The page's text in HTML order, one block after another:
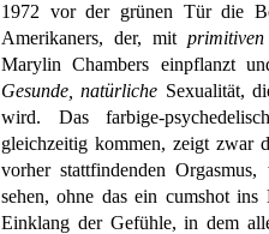
1972 vor der grünen Tür die
Amerikaners, der, mit primitiven
Marylin Chambers einpflanzt
Gesunde, natürliche Sexualität,
wird. Das farbige-
gleichzeitig kommen, zeigt zwar
vorher stattfindenden
sehen, ohne das ein cumshot
Einklang der Gefühle, in dem